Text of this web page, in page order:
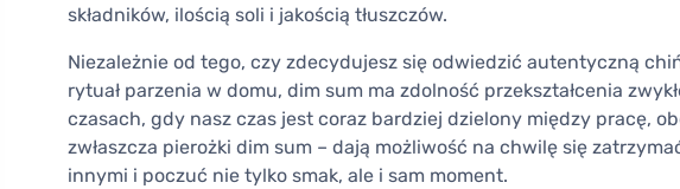
składników, ilością soli i jakością tłuszczów.
Niezależnie od tego, czy zdecydujesz się odwiedzić autentyczną
rytuał parzenia w domu, dim sum ma zdolność przekształcenia
czasach, gdy nasz czas jest coraz bardziej dzielony między pracę,
zwłaszcza pierożki dim sum – dają możliwość na chwilę się
innymi i poczuć nie tylko smak, ale i sam moment.